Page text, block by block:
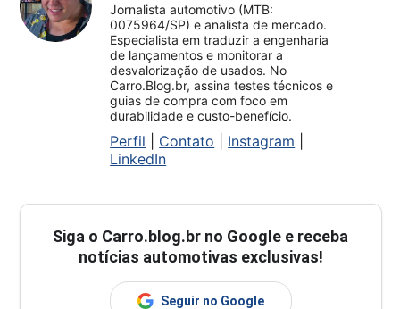
Jornalista automotivo (MTB:
0075964/SP) e analista de mercado.
Especialista em traduzir a engenharia
de lançamentos e monitorar a
desvalorização de usados. No
Carro.Blog.br, assina testes técnicos e
guias de compra com foco em
durabilidade e custo-benefício.
Perfil Contato Instagram
LinkedIn
Siga o Carro.blog.br no Google e receba
notícias automotivas exclusivas!
Seguir no Google